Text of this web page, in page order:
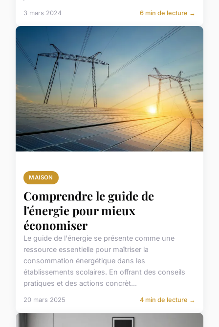
3 mars 2024 6 min de lecture →
MAISON
Comprendre le guide de
l'énergie pour mieux
économiser
Le guide de l'énergie se présente comme une
ressource essentielle pour maîtriser la
consommation énergétique dans les
établissements scolaires. En offrant des conseils
pratiques et des actions concrèt...
20 mars 2025 4 min de lecture →